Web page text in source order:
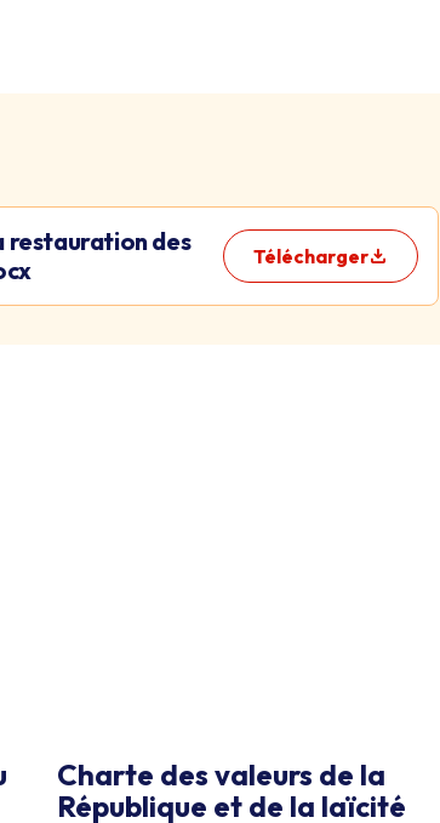
restauration des
Télécharger
Charte des valeurs de la
République et de la laïcité